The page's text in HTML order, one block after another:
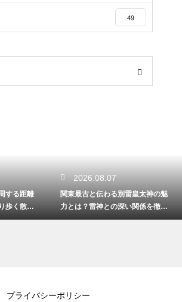
49
する距離
歩く散策
2026.08.07
関東最古と伝わる別雷皇太神の魅
力とは？雷神との深い関係を徹底
解説する
プライバシーポリシー